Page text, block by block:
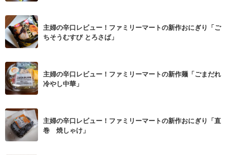
主婦の辛口レビュー！ファミリーマートの新作おにぎり「ご
ちそうむすび とろさば」
主婦の辛口レビュー！ファミリーマートの新作麺「ごまだれ
冷やし中華」
主婦の辛口レビュー！ファミリーマートの新作おにぎり「直
巻 焼しゃけ」